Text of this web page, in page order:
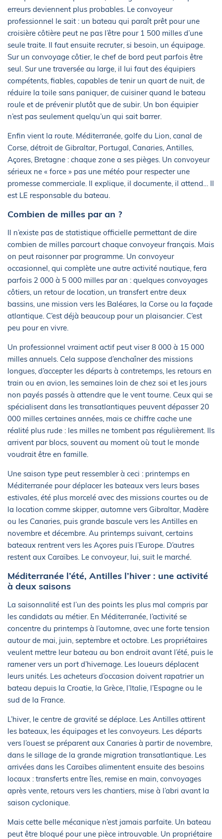
erreurs deviennent plus probables. Le convoyeur
professionnel le sait : un bateau qui paraît prêt pour une
croisière côtière peut ne pas l’être pour 1 500 milles d’une
seule traite. Il faut ensuite recruter, si besoin, un équipage.
Sur un convoyage côtier, le chef de bord peut parfois être
seul. Sur une traversée au large, il lui faut des équipiers
compétents, fiables, capables de tenir un quart de nuit, de
réduire la toile sans paniquer, de cuisiner quand le bateau
roule et de prévenir plutôt que de subir. Un bon équipier
n’est pas seulement quelqu’un qui sait barrer.
Enfin vient la route. Méditerranée, golfe du Lion, canal de
Corse, détroit de Gibraltar, Portugal, Canaries, Antilles,
Açores, Bretagne : chaque zone a ses pièges. Un convoyeur
sérieux ne « force » pas une météo pour respecter une
promesse commerciale. Il explique, il documente, il attend… Il
est LE responsable du bateau.
Combien de milles par an ?
Il n’existe pas de statistique officielle permettant de dire
combien de milles parcourt chaque convoyeur français. Mais
on peut raisonner par programme. Un convoyeur
occasionnel, qui complète une autre activité nautique, fera
parfois 2 000 à 5 000 milles par an : quelques convoyages
côtiers, un retour de location, un transfert entre deux
bassins, une mission vers les Baléares, la Corse ou la façade
atlantique. C’est déjà beaucoup pour un plaisancier. C’est
peu pour en vivre.
Un professionnel vraiment actif peut viser 8 000 à 15 000
milles annuels. Cela suppose d’enchaîner des missions
longues, d’accepter les départs à contretemps, les retours en
train ou en avion, les semaines loin de chez soi et les jours
non payés passés à attendre que le vent tourne. Ceux qui se
spécialisent dans les transatlantiques peuvent dépasser 20
000 milles certaines années, mais ce chiffre cache une
réalité plus rude : les milles ne tombent pas régulièrement. Ils
arrivent par blocs, souvent au moment où tout le monde
voudrait être en famille.
Une saison type peut ressembler à ceci : printemps en
Méditerranée pour déplacer les bateaux vers leurs bases
estivales, été plus morcelé avec des missions courtes ou de
la location comme skipper, automne vers Gibraltar, Madère
ou les Canaries, puis grande bascule vers les Antilles en
novembre et décembre. Au printemps suivant, certains
bateaux rentrent vers les Açores puis l’Europe. D’autres
restent aux Caraïbes. Le convoyeur, lui, suit le marché.
Méditerranée l’été, Antilles l’hiver : une activité
à deux saisons
La saisonnalité est l’un des points les plus mal compris par
les candidats au métier. En Méditerranée, l’activité se
concentre du printemps à l’automne, avec une forte tension
autour de mai, juin, septembre et octobre. Les propriétaires
veulent mettre leur bateau au bon endroit avant l’été, puis le
ramener vers un port d’hivernage. Les loueurs déplacent
leurs unités. Les acheteurs d’occasion doivent rapatrier un
bateau depuis la Croatie, la Grèce, l’Italie, l’Espagne ou le
sud de la France.
L’hiver, le centre de gravité se déplace. Les Antilles attirent
les bateaux, les équipages et les convoyeurs. Les départs
vers l’ouest se préparent aux Canaries à partir de novembre,
dans le sillage de la grande migration transatlantique. Les
arrivées dans les Caraïbes alimentent ensuite des besoins
locaux : transferts entre îles, remise en main, convoyages
après vente, retours vers les chantiers, mise à l’abri avant la
saison cyclonique.
Mais cette belle mécanique n’est jamais parfaite. Un bateau
peut être bloqué pour une pièce introuvable. Un propriétaire